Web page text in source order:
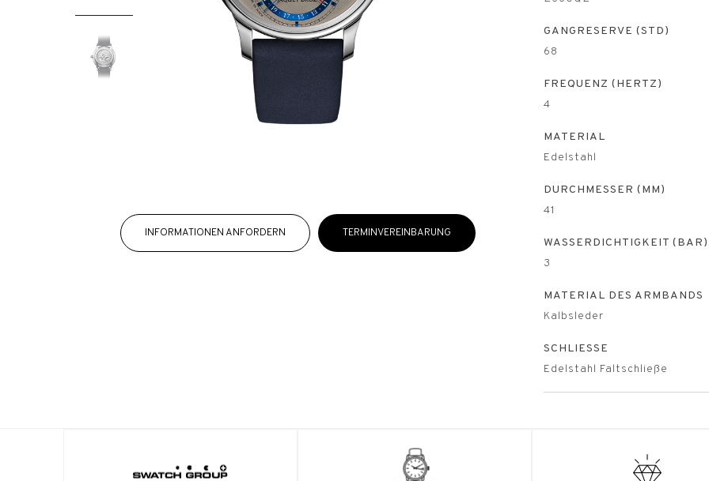
INFORMATIONEN ANFORDERN TERMINVEREINBARUNG
GANGRESERVE (STD)
68
FREQUENZ (HERTZ)
4
MATERIAL
Edelstahl
DURCHMESSER (MM)
41
WASSERDICHTIGKEIT (BAR)
3
MATERIAL DES ARMBANDS
Kalbsleder
SCHLIESSE
Edelstahl Faltschließe